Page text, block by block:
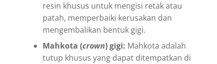
resin khusus untuk mengisi retak atau
patah, memperbaiki kerusakan dan
mengembalikan bentuk gigi.
Mahkota (crown) gigi: Mahkota adalah
tutup khusus yang dapat ditempatkan di